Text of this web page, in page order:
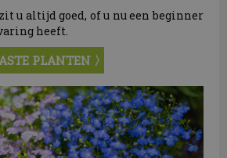
u altijd goed, of u nu een beginner
heeft.
PLANTEN